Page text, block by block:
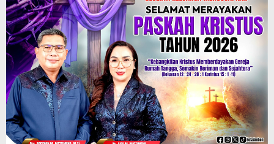
Malra
Ziarah
ke
Tugu
Karel
Satsuitubun